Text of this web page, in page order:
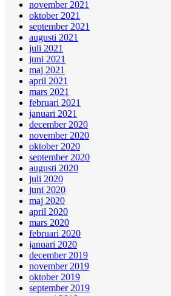
november 2021
oktober 2021
september 2021
augusti 2021
juli 2021
juni 2021
maj 2021
april 2021
mars 2021
februari 2021
januari 2021
december 2020
november 2020
oktober 2020
september 2020
augusti 2020
juli 2020
juni 2020
maj 2020
april 2020
mars 2020
februari 2020
januari 2020
december 2019
november 2019
oktober 2019
september 2019